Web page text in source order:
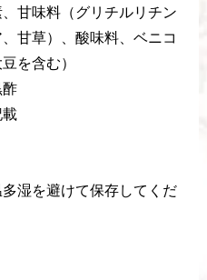
甘味料（グリチルリチン
甘草）、酸味料、ベニコ
を含む）
湿を避けて保存してくだ